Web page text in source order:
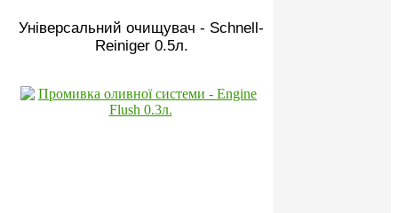
Універсальний очищувач - Schnell-
Reiniger 0.5л.